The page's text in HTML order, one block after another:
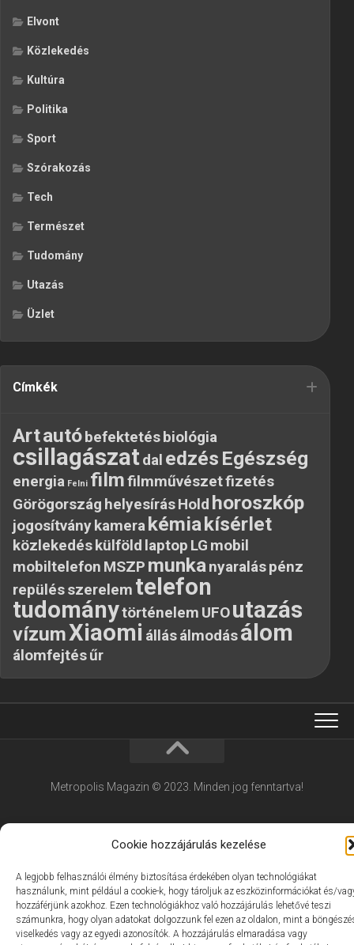
Cookie hozzájárulás kezelése
A legjobb felhasználói élmény biztosítása érdekében olyan technológiákat
használunk, mint például a cookie-k, hogy tároljuk az eszközinformációkat és/
hozzáférjünk azokhoz. Ezen technológiákhoz való hozzájárulás lehetővé teszi
számunkra, hogy olyan adatokat dolgozzunk fel ezen az oldalon, mint a
viselkedés vagy az egyedi azonosítók. A hozzájárulás elmaradása vagy
Elvont
Közlekedés
Kultúra
Politika
Sport
Szórakozás
Tech
Természet
Tudomány
Utazás
Üzlet
Címkék
Artautóbefektetésbiológia
csillagászatdal edzés Egészség
energia Felni filmfilmművészetfizetés
Görögország helyesírásHold horoszkóp
jogosítványkamerakémiakísérlet
közlekedéskülföld laptop LG mobil
mobiltelefon MSZP munkanyaraláspénz
repülésszerelem telefon
tudománytörténelem UFOutazás
vízumXiaomi állásálmodásálom
álomfejtésűr
Metropolis Magazin © 2023. Minden jog fenntartva!